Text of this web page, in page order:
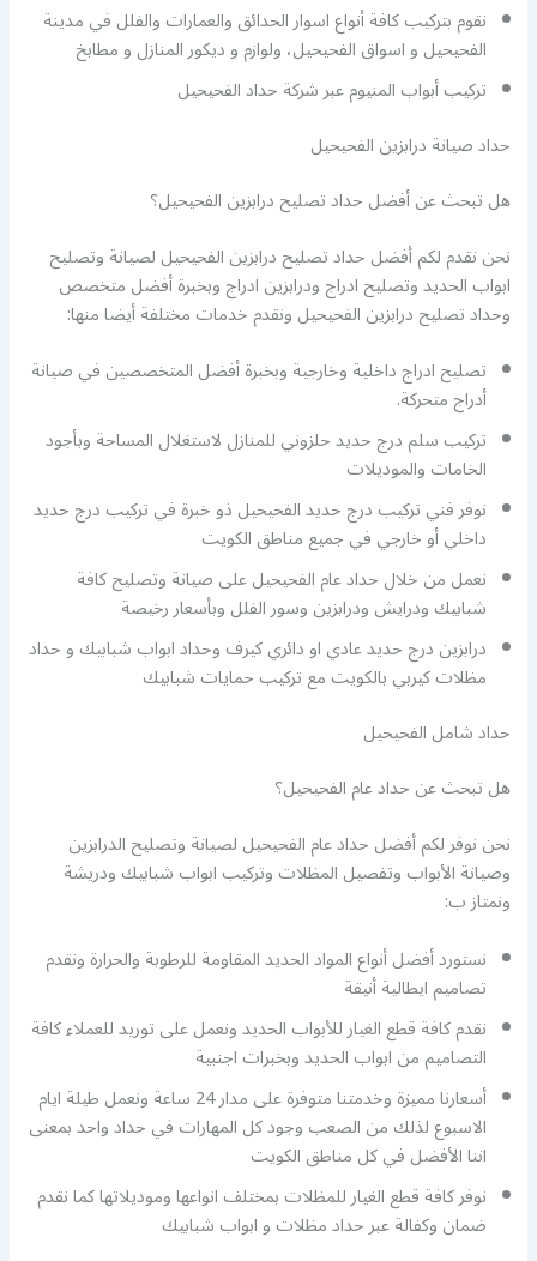
نقوم بتركيب كافة أنواع اسوار الحدائق والعمارات والفلل في مدينة
الفحيحيل و اسواق الفحيحيل، ولوازم و ديكور المنازل و مطابخ
تركيب أبواب المنيوم عبر شركة حداد الفحيحيل
حداد صيانة درابزين الفحيحيل
هل تبحث عن أفضل حداد تصليح درابزين الفحيحيل؟
نحن نقدم لكم أفضل حداد تصليح درابزين الفحيحيل لصيانة وتصليح
ابواب الحديد وتصليح ادراج ودرابزين ادراج وبخبرة أفضل متخصص
وحداد تصليح درابزين الفحيحيل ونقدم خدمات مختلفة أيضا منها:
تصليح ادراج داخلية وخارجية وبخبرة أفضل المتخصصين في صيانة
أدراج متحركة.
تركيب سلم درج حديد حلزوني للمنازل لاستغلال المساحة وبأجود
الخامات والموديلات
نوفر فني تركيب درج حديد الفحيحيل ذو خبرة في تركيب درج حديد
داخلي أو خارجي في جميع مناطق الكويت
نعمل من خلال حداد عام الفحيحيل على صيانة وتصليح كافة
شبابيك ودرايش ودرابزين وسور الفلل وبأسعار رخيصة
درابزين درج حديد عادي او دائري كيرف وحداد ابواب شبابيك و حداد
مظلات كيربي بالكويت مع تركيب حمايات شبابيك
حداد شامل الفحيحيل
هل تبحث عن حداد عام الفحيحيل؟
نحن نوفر لكم أفضل حداد عام الفحيحيل لصيانة وتصليح الدرابزين
وصيانة الأبواب وتفصيل المظلات وتركيب ابواب شبابيك ودريشة
ونمتاز ب:
نستورد أفضل أنواع المواد الحديد المقاومة للرطوبة والحرارة ونقدم
تصاميم ايطالية أنيقة
نقدم كافة قطع الغيار للأبواب الحديد ونعمل على توريد للعملاء كافة
التصاميم من ابواب الحديد وبخبرات اجنبية
أسعارنا مميزة وخدمتنا متوفرة على مدار 24 ساعة ونعمل طيلة ايام
الاسبوع لذلك من الصعب وجود كل المهارات في حداد واحد بمعنى
اننا الأفضل في كل مناطق الكويت
نوفر كافة قطع الغيار للمظلات بمختلف انواعها وموديلاتها كما نقدم
ضمان وكفالة عبر حداد مظلات و ابواب شبابيك